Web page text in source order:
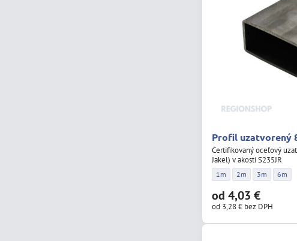
Profil uzatvorený
Certifikovaný oceľový
Jakel) v akosti S235JR
Profil uzatvorený 80/20/2 -
1m Profil uzatvorený
2m Profil
3m Profil
6m
od 4,03 €
od 3,28 € bez DPH